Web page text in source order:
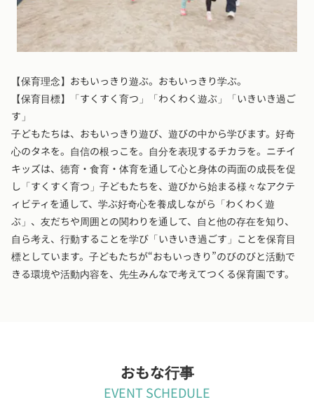
【保育理念】おもいっきり遊ぶ。おもいっきり学ぶ。
【保育目標】「すくすく育つ」「わくわく遊ぶ」「いきいき過ご
す」
子どもたちは、おもいっきり遊び、遊びの中から学びます。好奇
心のタネを。自信の根っこを。自分を表現するチカラを。ニチイ
キッズは、徳育・食育・体育を通して心と身体の両面の成長を促
し「すくすく育つ」子どもたちを、遊びから始まる様々なアクテ
ィビティを通して、学ぶ好奇心を養成しながら「わくわく遊
ぶ」、友だちや周囲との関わりを通して、自と他の存在を知り、
自ら考え、行動することを学び「いきいき過ごす」ことを保育目
標としています。子どもたちが“おもいっきり”のびのびと活動で
きる環境や活動内容を、先生みんなで考えてつくる保育園です。
おもな行事
EVENT SCHEDULE